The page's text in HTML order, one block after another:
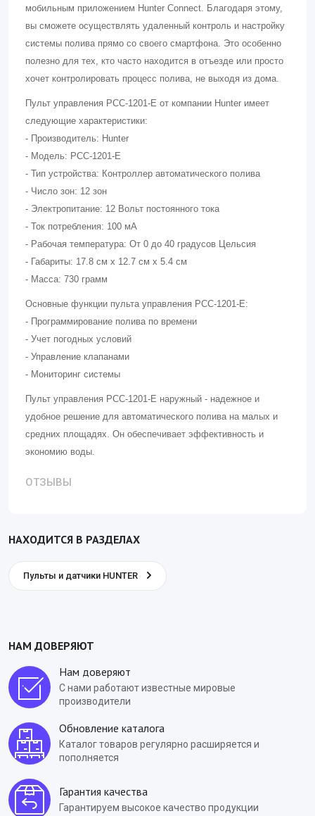
мобильным приложением Hunter Connect. Благодаря этому,
вы сможете осуществлять удаленный контроль и настройку
системы полива прямо со своего смартфона. Это особенно
полезно для тех, кто часто находится в отъезде или просто
хочет контролировать процесс полива, не выходя из дома.
Пульт управления PCC-1201-E от компании Hunter имеет
следующие характеристики:
- Производитель: Hunter
- Модель: PCC-1201-E
- Тип устройства: Контроллер автоматического полива
- Число зон: 12 зон
- Электропитание: 12 Вольт постоянного тока
- Ток потребления: 100 мА
- Рабочая температура: От 0 до 40 градусов Цельсия
- Габариты: 17.8 см x 12.7 см x 5.4 см
- Масса: 730 грамм
Основные функции пульта управления PCC-1201-E:
- Программирование полива по времени
- Учет погодных условий
- Управление клапанами
- Мониторинг системы
Пульт управления PCC-1201-E наружный - надежное и
удобное решение для автоматического полива на малых и
средних площадях. Он обеспечивает эффективность и
экономию воды.
ОТЗЫВЫ
НАХОДИТСЯ В РАЗДЕЛАХ
Пульты и датчики HUNTER
НАМ ДОВЕРЯЮТ
Нам доверяют
С нами работают известные мировые
производители
Обновление каталога
Каталог товаров регулярно расширяется и
пополняется
Гарантия качества
Гарантируем высокое качество продукции